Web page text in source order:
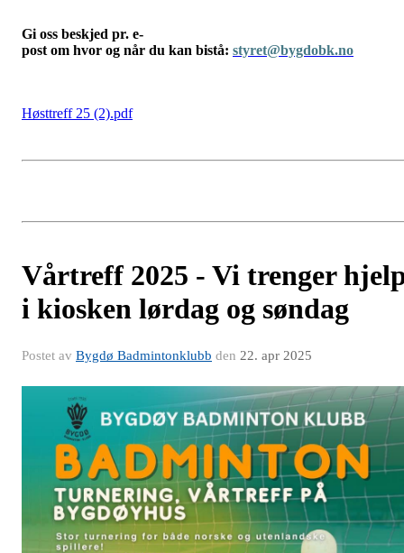
Gi oss beskjed pr. e-
post om hvor og når du kan bistå: styret@bygdobk.no
Høsttreff 25 (2).pdf
Vårtreff 2025 - Vi trenger
i kiosken lørdag og søndag
Postet av Bygdø Badmintonklubb den 22. apr 2025